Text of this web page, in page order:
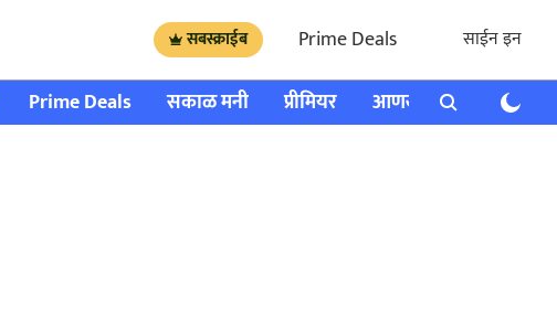
सबस्क्राईब Prime Deals साईन इन
Prime Deals सकाळ मनी प्रीमियर आणखी राशी भविष्य